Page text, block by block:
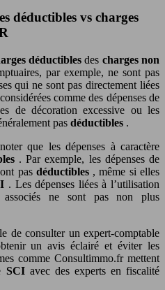
déductibles vs charges
déductiblesdes charges non
par exemple, ne sont pas
qui ne sont pas directement liées
comme des dépenses de
de décoration excessive ou les
pas déductibles .
que les dépenses à caractère
. Par exemple, les dépenses de
pas déductibles , même si elles
. Les dépenses liées à l’utilisation
ne sont pas non plus
de consulter un expert-comptable
un avis éclairé et éviter les
comme Consultimmo.fr mettent
SCI avec des experts en fiscalité